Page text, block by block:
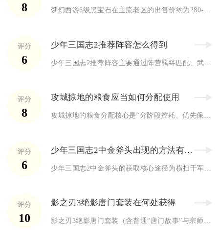
8 梦幻西游6级黑宝石在主流老区的出售价约为280-350万梦幻...
评分
6
少年三国志2推荐阵容怎么得到
评分
8
攻城掠地的粮食应当如何分配使用
攻城掠地的粮食分配核心是“分阶段控耗、优先保障作战、结余用于...
评分
6
少年三国志2中金斧头出现的方法有哪些
评分
10
影之刃3绝影唐门套装在何处获得
影之刃3绝影唐门套装（含普通“唐门故事”与宗师“唐门禁忌”）...